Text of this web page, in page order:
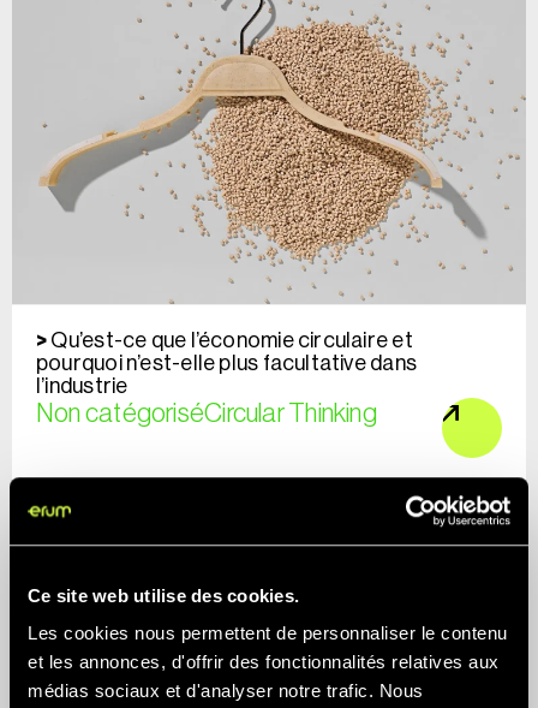
Ce site web utilise des cookies.
Les cookies nous permettent de personnaliser le contenu
et les annonces, d'offrir des fonctionnalités relatives aux
médias sociaux et d'analyser notre trafic. Nous
Qu’est-ce que l’économie circulaire et
pourquoi n’est-elle plus facultative dans
l’industrie
Non catégoriséCircular Thinking